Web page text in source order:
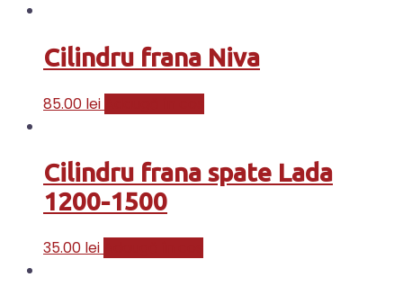
Cilindru frana Niva
85.00 lei
Cilindru frana spate Lada
1200-1500
35.00 lei